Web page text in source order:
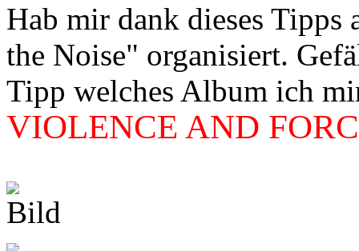
Hab mir dank dieses
the Noise" organisiert.
Tipp welches Album ich
VIOLENCE AND